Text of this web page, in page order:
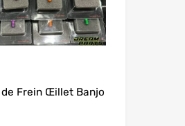
Frein Œillet Banjo